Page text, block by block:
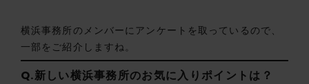
横浜事務所のメンバーにアンケートを取っているので、
一部をご紹介しますね。
Q.新しい横浜事務所のお気に入りポイントは？